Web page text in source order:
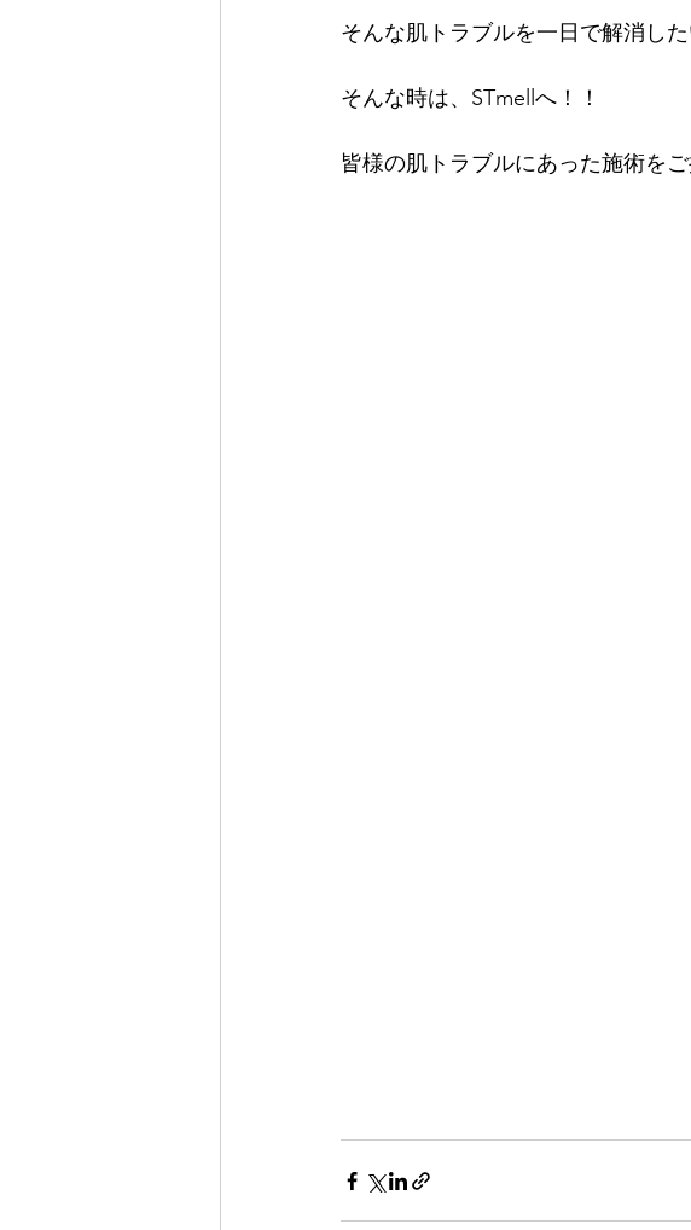
そんな肌トラブルを一日で解消した
そんな時は、STmellへ！！
皆様の肌トラブルにあった施術をご